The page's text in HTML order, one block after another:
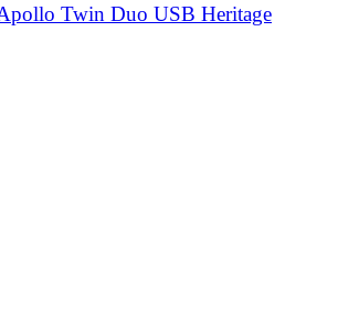
Twin Duo USB Heritage